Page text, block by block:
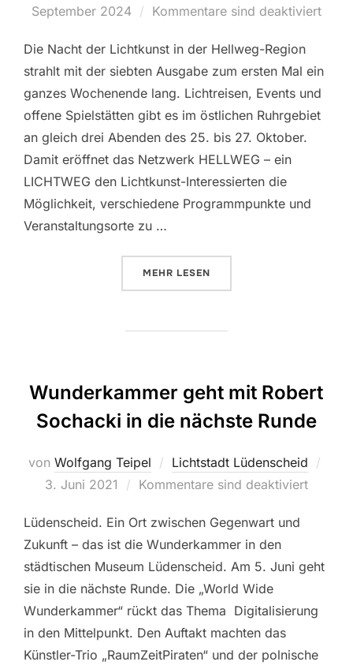
am
September 2024
Kommentare sind deaktiviert
Die Nacht der Lichtkunst in der Hellweg-Region
strahlt mit der siebten Ausgabe zum ersten Mal ein
ganzes Wochenende lang. Lichtreisen, Events und
offene Spielstätten gibt es im östlichen Ruhrgebiet
an gleich drei Abenden des 25. bis 27. Oktober.
Damit eröffnet das Netzwerk HELLWEG – ein
LICHTWEG den Lichtkunst-Interessierten die
Möglichkeit, verschiedene Programmpunkte und
Veranstaltungsorte zu …
MEHR ÜBER „EIN GANZES
LESEN
Wunderkammer geht mit Robert
Sochacki in die nächste Runde
von Wolfgang Teipel Lichtstadt Lüdenscheid
3. Juni 2021 Kommentare sind deaktiviert
Lüdenscheid. Ein Ort zwischen Gegenwart und
Zukunft – das ist die Wunderkammer in den
städtischen Museum Lüdenscheid. Am 5. Juni geht
sie in die nächste Runde. Die „World Wide
Wunderkammer“ rückt das Thema Digitalisierung
in den Mittelpunkt. Den Auftakt machten das
Künstler-Trio „RaumZeitPiraten“ und der polnische